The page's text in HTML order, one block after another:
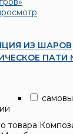
ИЗ ШАРОВ
ПАТИ
товара